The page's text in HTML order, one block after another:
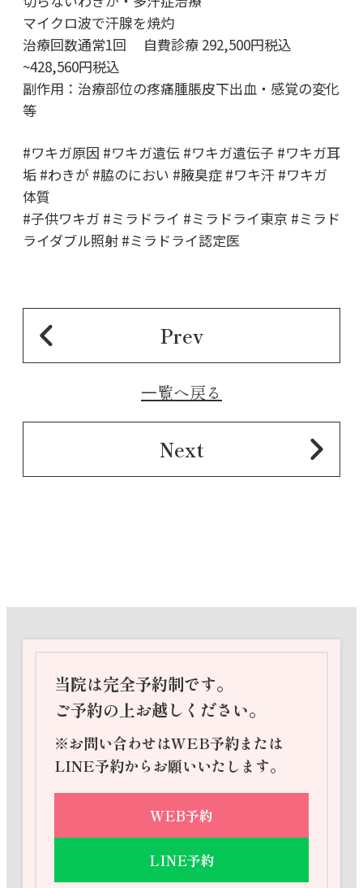
マイクロ波で汗腺を焼灼
治療回数通常1回 自費診療 292,500円税込
~428,560円税込
副作用：治療部位の疼痛腫脹皮下出血・感覚の変化
等
#ワキガ原因 #ワキガ遺伝 #ワキガ遺伝子 #ワキガ耳
垢 #わきが #脇のにおい #腋臭症 #ワキ汗 #ワキガ
体質
#子供ワキガ #ミラドライ #ミラドライ東京 #ミラド
ライダブル照射 #ミラドライ認定医
Prev
⼀覧へ戻る
Next
当院は完全予約制です。
ご予約の上お越しください。
※お問い合わせはWEB予約または
LINE予約からお願いいたします。
WEB予約
LINE予約